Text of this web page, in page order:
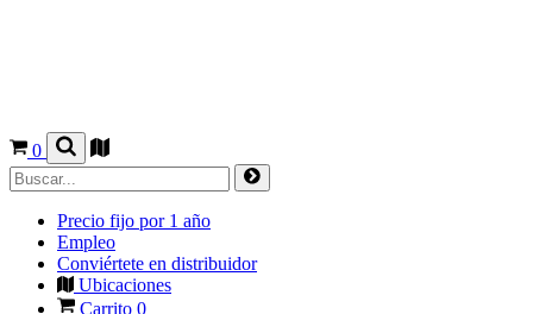
0
Precio fijo por 1 año
Empleo
Conviértete en distribuidor
Ubicaciones
Carrito 0